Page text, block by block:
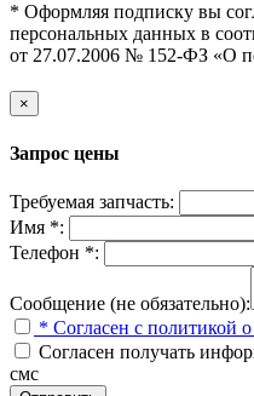
* Оформляя подписку вы
персональных данных в
от 27.07.2006 № 152-ФЗ «О
×
Запрос цены
Требуемая запчасть:
Имя *:
Телефон *:
Сообщение (не обязательно):
* Согласен с политикой
Согласен получать
смс